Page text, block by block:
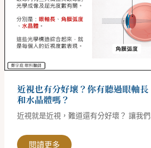
近視也有分好壞？你有聽過眼軸長
和水晶體嗎？
近視就是近視，難道還有分好壞？ 讓我
好
壞？
你
有
聽
過
眼
長、
角
弧
度、
和
水
晶
嗎？
閱讀更多